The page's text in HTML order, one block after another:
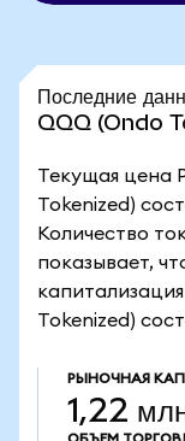
Последние
QQQ (Ondo
Текущая цена
Tokenized)
Количество
показывает,
Tokenized)
РЫНОЧНАЯ
1,22